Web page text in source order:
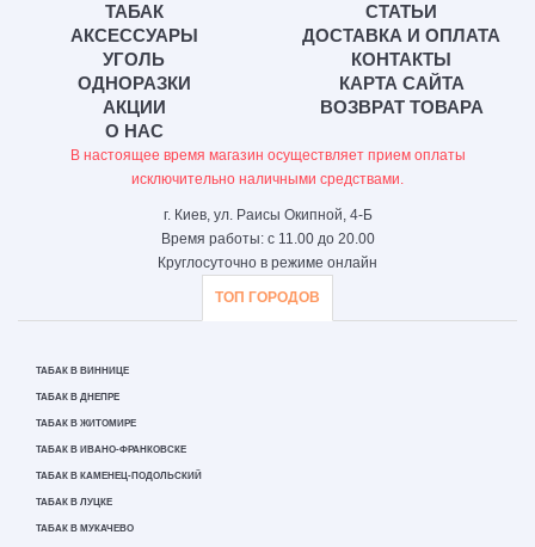
ТАБАК
АКСЕССУАРЫ
УГОЛЬ
ОДНОРАЗКИ
АКЦИИ
О НАС
СТАТЬИ
ДОСТАВКА И ОПЛАТА
КОНТАКТЫ
КАРТА САЙТА
ВОЗВРАТ ТОВАРА
В настоящее время магазин осуществляет прием оплаты
исключительно наличными средствами.
г. Киев, ул. Раисы Окипной, 4-Б
Время работы: с 11.00 до 20.00
Круглосуточно в режиме онлайн
ТОП ГОРОДОВ
ТАБАК В ВИННИЦЕ
ТАБАК В ДНЕПРЕ
ТАБАК В ЖИТОМИРЕ
ТАБАК В ИВАНО-ФРАНКОВСКЕ
ТАБАК В КАМЕНЕЦ-ПОДОЛЬСКИЙ
ТАБАК В ЛУЦКЕ
ТАБАК В МУКАЧЕВО